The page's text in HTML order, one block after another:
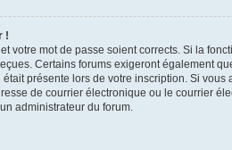
!
votre mot de passe soient corrects. Si la
Certains forums exigeront également
présente lors de votre inscription. Si
de courrier électronique ou le courrier
administrateur du forum.